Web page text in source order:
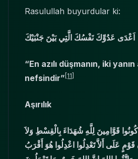
Rasulullah buyurdular ki:
اَعْدَى عَدُوِّكَ نَفْسُكَ الَّتِي بَيْنَ جَنْبَيْكَ
“En azılı düşmanın, iki
nefsindir” [11]
Aşırılık
كُونُوا قَوَّامِينَ لِلَّهِ شُهَدَاءَ بِالْقِسْطِ وَلاَ
عَلَى أَلاَّ تَعْدِلُوا اعْدِلُوا هُوَ أَقْرَبُ